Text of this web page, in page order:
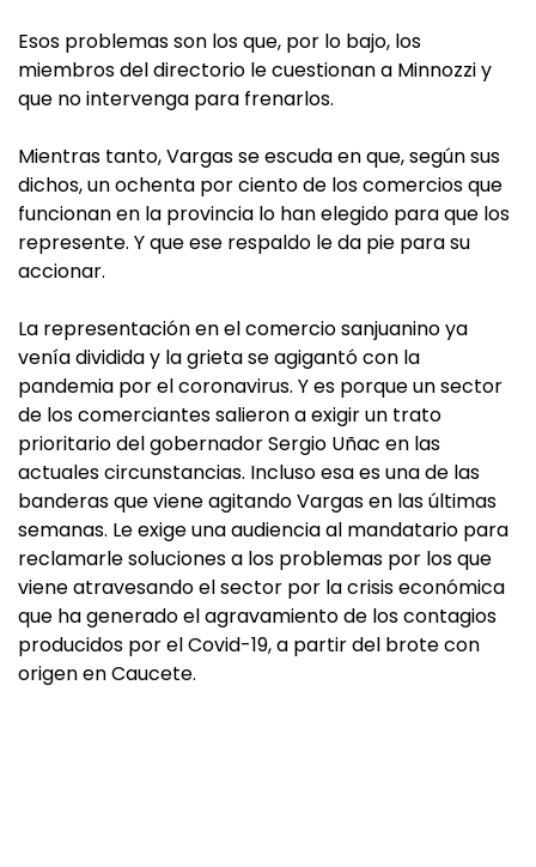
Esos problemas son los que, por lo bajo, los
miembros del directorio le cuestionan a Minnozzi y
que no intervenga para frenarlos.
Mientras tanto, Vargas se escuda en que, según sus
dichos, un ochenta por ciento de los comercios que
funcionan en la provincia lo han elegido para que los
represente. Y que ese respaldo le da pie para su
accionar.
La representación en el comercio sanjuanino ya
venía dividida y la grieta se agigantó con la
pandemia por el coronavirus. Y es porque un sector
de los comerciantes salieron a exigir un trato
prioritario del gobernador Sergio Uñac en las
actuales circunstancias. Incluso esa es una de las
banderas que viene agitando Vargas en las últimas
semanas. Le exige una audiencia al mandatario para
reclamarle soluciones a los problemas por los que
viene atravesando el sector por la crisis económica
que ha generado el agravamiento de los contagios
producidos por el Covid-19, a partir del brote con
origen en Caucete.